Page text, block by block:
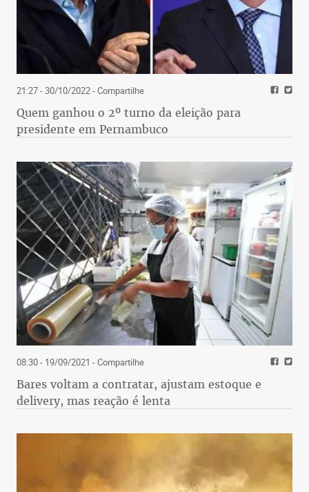
21:27 - 30/10/2022- Compartilhe
Quem ganhou o 2º turno da eleição para
presidente em Pernambuco
08:30 - 19/09/2021 - Compartilhe
Bares voltam a contratar, ajustam estoque e
delivery, mas reação é lenta